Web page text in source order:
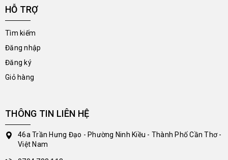
HỖ TRỢ
Tìm kiếm
Đăng nhập
Đăng ký
Giỏ hàng
THÔNG TIN LIÊN HỆ
46a Trần Hưng Đạo - Phường Ninh Kiều - Thành Phố Cần Thơ -
Việt Nam